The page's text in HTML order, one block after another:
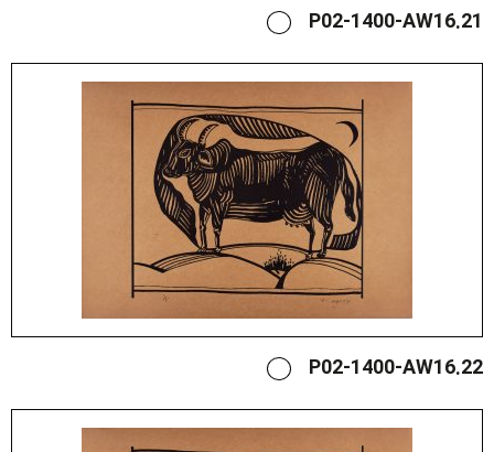
P02-1400-AW16.21
P02-1400-AW16.22